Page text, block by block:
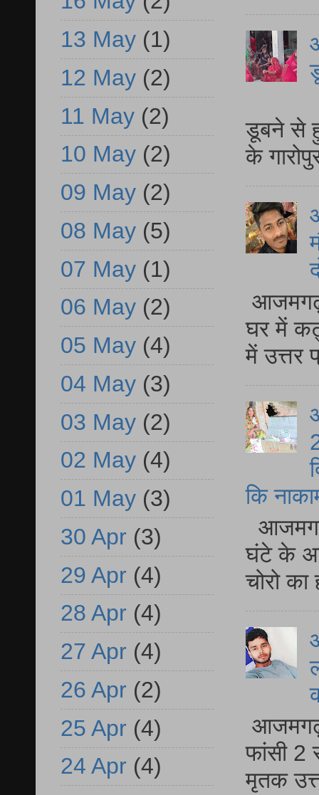
डूबने से
के
घर में
में
कि
घंटे के
चोरो
आजमगढ़
फांसी 2
मृतक
13 May (1)
12 May (2)
11 May (2)
10 May (2)
09 May (2)
08 May (5)
07 May (1)
06 May (2)
05 May (4)
04 May (3)
03 May (2)
02 May (4)
01 May (3)
30 Apr (3)
29 Apr (4)
28 Apr (4)
27 Apr (4)
26 Apr (2)
25 Apr (4)
24 Apr (4)